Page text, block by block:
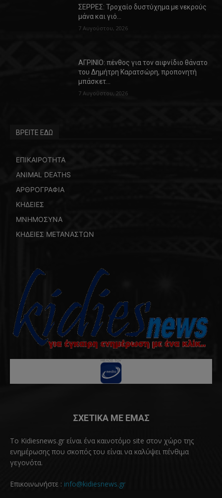
ΣΕΡΡΕΣ: Τροχαίο δυστύχημα με νεκρούς
μάνα και γιό…
7 Αυγούστου, 2026
ΑΓΡΙΝΙΟ: πένθος για τον αιφνίδιο θάνατο
του Δημήτρη Καρατσώρη, προπονητή
μπάσκετ…
7 Αυγούστου, 2026
ΒΡΕΙΤΕ ΕΔΩ
ΕΠΙΚΑΙΡΟΤΗΤΑ
ANIMAL DEATHS
ΑΡΘΡΟΓΡΑΦΙΑ
ΚΗΔΕΙΕΣ
ΜΝΗΜΟΣΥΝΑ
ΚΗΔΕΙΕΣ ΜΕΤΑΝΑΣΤΩΝ
ΣΧΕΤΙΚΑ ΜΕ ΕΜΑΣ
Το Kidiesnews.gr είναι ένα καινοτόμο site στον χώρο της
ενημέρωσης που σκοπός του είναι να καλύψει πένθιμα
γεγονότα.
Επικοινωνήστε : info@kidiesnews.gr